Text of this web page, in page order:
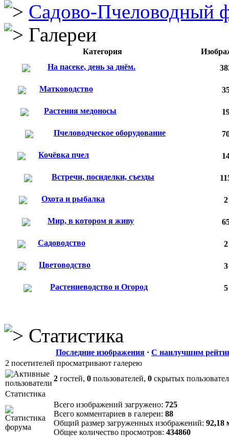
Садово-Пчеловодный
Галереи
Категория
На пасеке, день за днём.
Матководство
Растения медоносы
Пчеловодческое оборудование
Кочёвка пчел
Встречи, посиделки, съезды
Охота и рыбалка 2
Мир, в котором я живу
Садоводство 2
Цветоводство 3
Растениеводство и Огород 5
Статистика
Последние изображения · С наилучшим
2 посетителей просматривают галерею
2 гостей, 0 пользователей, 0 скрытых
Статистика
Всего изображений загружено: 725
Всего комментариев в галереи: 88
Общий размер загруженных изображений: 92,18
Общее количество просмотров: 434860